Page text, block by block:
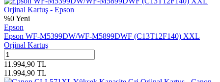
%0Yeni
Epson
Epson WF-M5399DW/WF-M5899DWF (C13T12F140) XXL
Orjinal Kartuş
11.994,90 TL
11.994,90 TL